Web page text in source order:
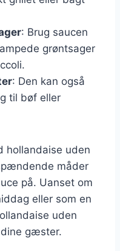
: Brug saucen
grøntsager
: Den kan også
til bøf eller
hollandaise uden
måder
på. Uanset om
eller som en
uden
gæster.